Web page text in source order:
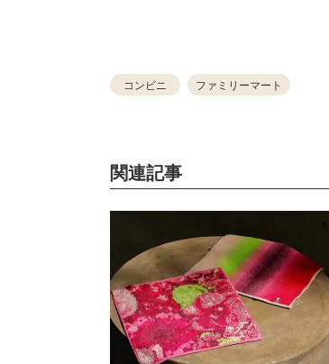
コンビニ ファミリーマート
関連記事